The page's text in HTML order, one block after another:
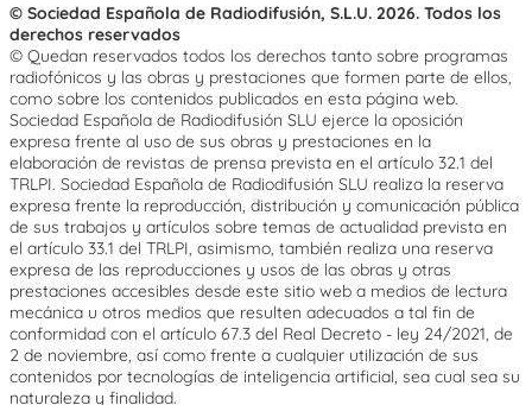
© Sociedad Española de Radiodifusión, S.L.U. 2026. Todos los
derechos reservados
© Quedan reservados todos los derechos tanto sobre programas
radiofónicos y las obras y prestaciones que formen parte de ellos,
como sobre los contenidos publicados en esta página web.
Sociedad Española de Radiodifusión SLU ejerce la oposición
expresa frente al uso de sus obras y prestaciones en la
elaboración de revistas de prensa prevista en el artículo 32.1 del
TRLPI. Sociedad Española de Radiodifusión SLU realiza la reserva
expresa frente la reproducción, distribución y comunicación pública
de sus trabajos y artículos sobre temas de actualidad prevista en
el artículo 33.1 del TRLPI, asimismo, también realiza una reserva
expresa de las reproducciones y usos de las obras y otras
prestaciones accesibles desde este sitio web a medios de lectura
mecánica u otros medios que resulten adecuados a tal fin de
conformidad con el artículo 67.3 del Real Decreto - ley 24/2021, de
2 de noviembre, así como frente a cualquier utilización de sus
contenidos por tecnologías de inteligencia artificial, sea cual sea su
naturaleza y finalidad.